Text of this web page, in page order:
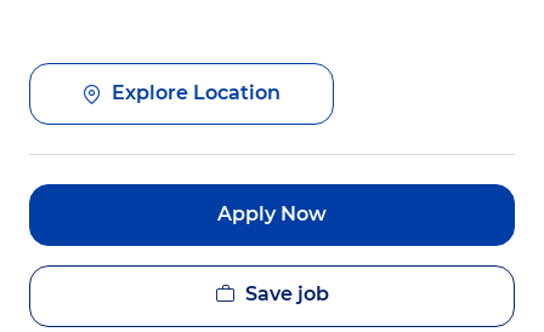
Explore Location
Apply Now
Save job